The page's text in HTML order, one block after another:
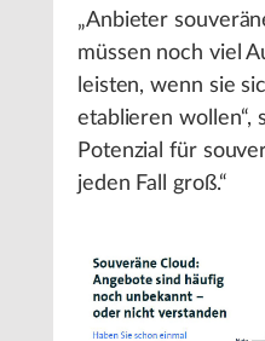
„Anbieter
müssen noch viel
leisten, wenn sie
etablieren wollen“,
Potenzial für
jeden Fall groß.“